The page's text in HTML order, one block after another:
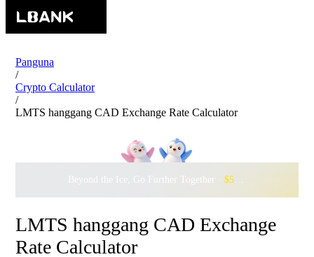
Panguna
/
Crypto Calculator
/
LMTS hanggang CAD Exchange Rate Calculator
Beyond the Ice, Go Further Together · $500,000
LMTS hanggang CAD Exchange
Rate Calculator